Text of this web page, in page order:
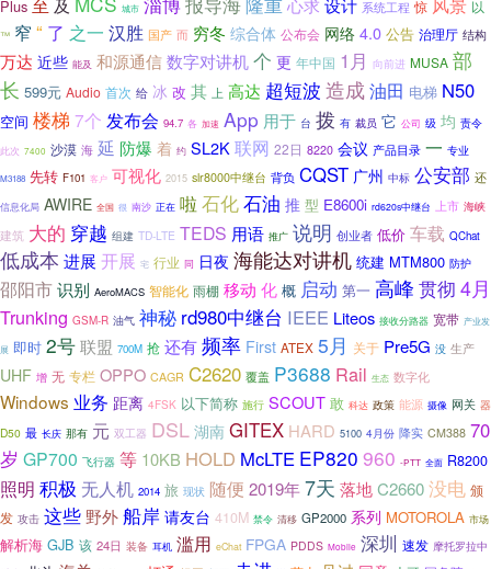
Plus 城市 心求 系统工程 惊 以
™ 窄 “ 了 之一 汉胜 国产 而 穷冬 综合体 公布会 网络 4.0 公告 治理厅 结构
万达 近些 能及 和源通信数字对讲机个 更 年中国 1月 向前进 MUSA 部
长 599元 Audio 首次 给 冰 改 其 上 高达 超短波 造成油田 电梯 N50
空间 楼梯 7个 发布会 94.7 各 加速 App 用于 台 拨 有 裁员 它 公司 级 均 责令
此次 7400 沙漠 海 延 防爆 着 约 SL2K联网 22日 8220 会议 产品目录 一 专业
M3188 先转 F101 客户 可视化 2015 slr8000中继台 背负 CQST 广州 中标 公安部 还
信息化局 AWIRE 全国 很 南沙 正在 啦 石化石油 推 型 E8600i rd620s中继台 上市 海峡
建筑 大的 穿越 组建 TD-LTE TEDS 用语 推广 说明 创业者 低价 车载 QChat
低成本 进展 开展 宅 行业 同 日夜 海能达对讲机 统建 MTM800 防护
邵阳市识别 AeroMACS 智能化 雨棚 移动 化 概 启动 第一 高峰 贯彻 4月
Trunking GSM-R 油气 神秘 rd980中继台 IEEE Liteos 接收分路器 宽带 产业发
展 即时 2号联盟 700M 抢 还有频率 First ATEX 5月 关于 Pre5G 没 生产
UHF 增 无 专栏 OPPO CAGR C2620 覆盖 P3688 Rail 生态 数字化
Windows 业务 距离 4FSK 以下简称 施行 SCOUT 敢 科达 政策 能源 摄像 网关 器
D50 最 长庆 那有 元 双工器 DSL 湖南 GITEX HARD 5100 4月份 降实 CM388 70
岁 GP700 飞行器 等 10KB HOLD McLTE EP820 960 -PTT 全面 R8200
照明 积极 无人机 2014 旅 现状 随便 2019年7天 落地C2660没电 颁
发 攻击 这些 野外船岸 请友台 410M 禁令 清移 GP2000 系列 MOTOROLA 市场
解析海 GJB 该 24日 装备 耳机 滥用 eChat FPGA PDDS Mobile 深圳 速发 摩托罗拉中